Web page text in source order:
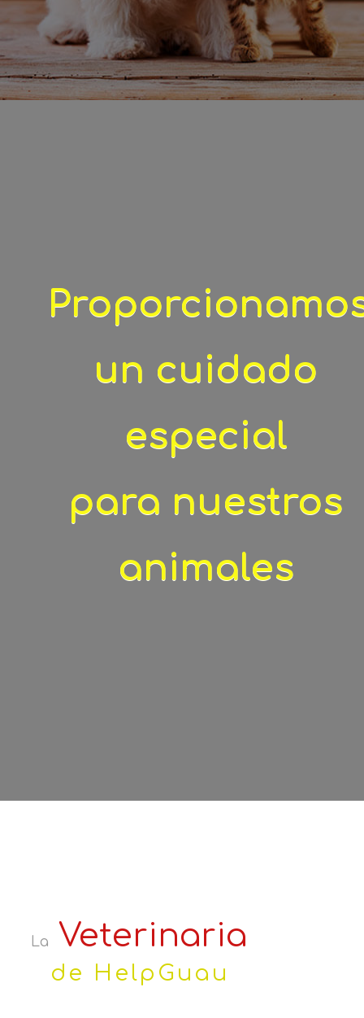
un cuidado
especial
para nuestros
animales
La Veterinaria
de HelpGuau